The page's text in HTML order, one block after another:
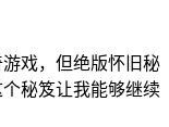
戏，但绝版怀旧秘
秘笈让我能够继续